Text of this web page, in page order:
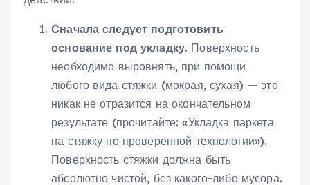
Сначала следует подготовить
основание под укладку. Поверхность
необходимо выровнять, при помощи
любого вида стяжки (мокрая, сухая) — это
никак не отразится на окончательном
результате (прочитайте: «Укладка паркета
на стяжку по проверенной технологии»).
Поверхность стяжки должна быть
абсолютно чистой, без какого-либо мусора.